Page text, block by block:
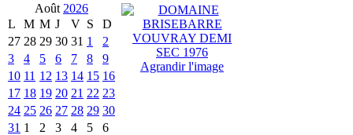
Août 2026
L
M M J V S
D
27 28 29 30 31 1
2
3
4 5 6 7 8
9
10 11 12 13 14 15 16
17 18 19 20 21 22 23
24 25 26 27 28 29 30
31 1 2 3 4 5 6
Agrandir l'image